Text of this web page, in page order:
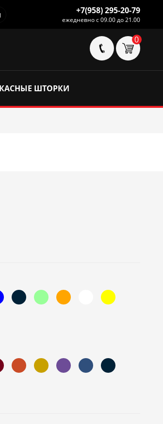
+7(958) 295-20-79
ежедневно с 09.00 до 21.00
0
ШТОРКИ